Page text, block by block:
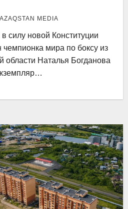
MEDIA
силу новой Конституции
чемпионка мира по боксу из
области Наталья Богданова